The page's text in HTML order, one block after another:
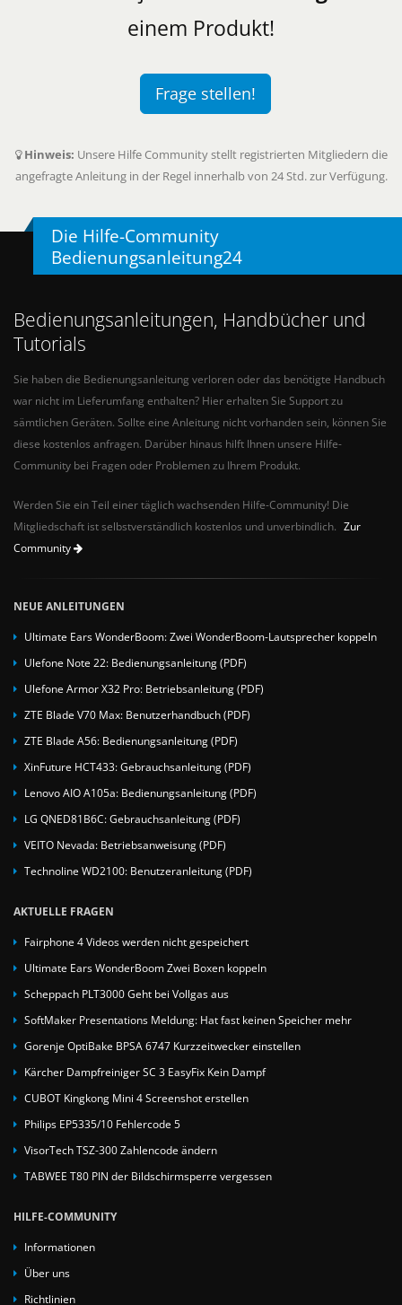
einem Produkt!
Frage stellen!
Hinweis: Unsere Hilfe Community stellt registrierten Mitgliedern die
angefragte Anleitung in der Regel innerhalb von 24 Std. zur Verfügung.
Die Hilfe-Community
Bedienungsanleitung24
Bedienungsanleitungen, Handbücher und
Tutorials
Sie haben die Bedienungsanleitung verloren oder das benötigte Handbuch
war nicht im Lieferumfang enthalten? Hier erhalten Sie Support zu
sämtlichen Geräten. Sollte eine Anleitung nicht vorhanden sein, können Sie
diese kostenlos anfragen. Darüber hinaus hilft Ihnen unsere Hilfe-
Community bei Fragen oder Problemen zu Ihrem Produkt.
Werden Sie ein Teil einer täglich wachsenden Hilfe-Community! Die
Mitgliedschaft ist selbstverständlich kostenlos und unverbindlich. Zur
Community
NEUE ANLEITUNGEN
Ultimate Ears WonderBoom: Zwei WonderBoom-Lautsprecher koppeln
Ulefone Note 22: Bedienungsanleitung (PDF)
Ulefone Armor X32 Pro: Betriebsanleitung (PDF)
ZTE Blade V70 Max: Benutzerhandbuch (PDF)
ZTE Blade A56: Bedienungsanleitung (PDF)
XinFuture HCT433: Gebrauchsanleitung (PDF)
Lenovo AIO A105a: Bedienungsanleitung (PDF)
LG QNED81B6C: Gebrauchsanleitung (PDF)
VEITO Nevada: Betriebsanweisung (PDF)
Technoline WD2100: Benutzeranleitung (PDF)
AKTUELLE FRAGEN
Fairphone 4 Videos werden nicht gespeichert
Ultimate Ears WonderBoom Zwei Boxen koppeln
Scheppach PLT3000 Geht bei Vollgas aus
SoftMaker Presentations Meldung: Hat fast keinen Speicher mehr
Gorenje OptiBake BPSA 6747 Kurzzeitwecker einstellen
Kärcher Dampfreiniger SC 3 EasyFix Kein Dampf
CUBOT Kingkong Mini 4 Screenshot erstellen
Philips EP5335/10 Fehlercode 5
VisorTech TSZ-300 Zahlencode ändern
TABWEE T80 PIN der Bildschirmsperre vergessen
HILFE-COMMUNITY
Informationen
Über uns
Richtlinien